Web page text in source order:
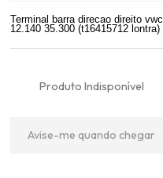
Terminal barra direcao direito vwc
12.140 35.300 (t16415712 lontra)
Produto Indisponível
Avise-me quando chegar